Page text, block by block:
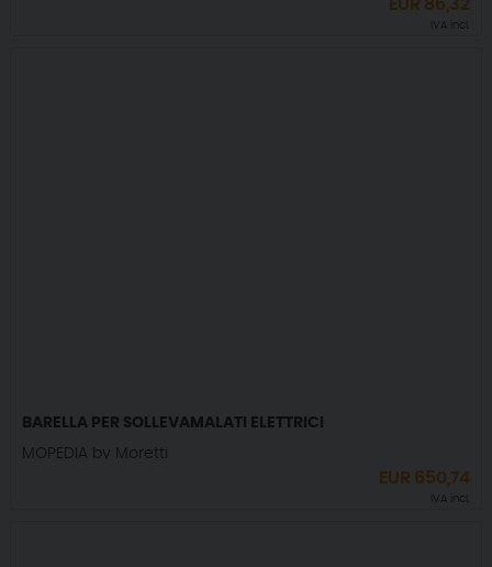
EUR 86,32
IVA incl.
BARELLA PER SOLLEVAMALATI ELETTRICI
MOPEDIA by Moretti
EUR 650,74
IVA incl.